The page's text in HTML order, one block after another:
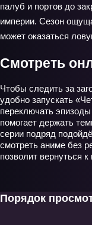
палуб и портов до
империи. Сезон
может оказаться
Смотреть
Чтобы следить за
удобно запускать
переключать
помогает держать
серии подряд
смотреть аниме без
позволит вернуться
Порядок